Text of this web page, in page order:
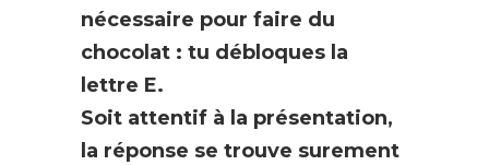
nécessaire pour faire du
chocolat : tu débloques la
lettre E.
Soit attentif à la présentation,
la réponse se trouve surement